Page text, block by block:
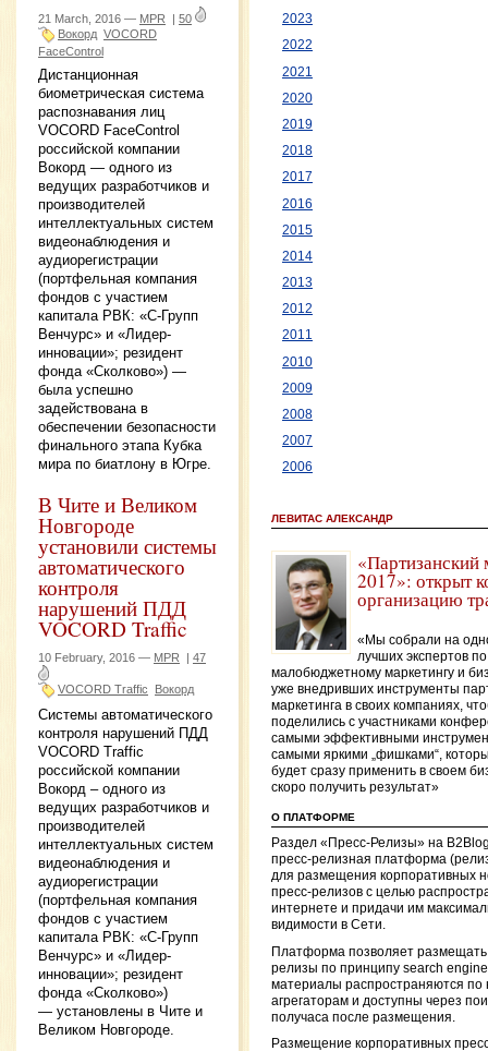
21 March, 2016 — MPR | 50
Вокорд VOCORD
FaceControl
Дистанционная
биометрическая система
распознавания лиц
VOCORD FaceControl
российской компании
Вокорд — одного из
ведущих разработчиков и
производителей
интеллектуальных систем
видеонаблюдения и
аудиорегистрации
(портфельная компания
фондов с участием
капитала РВК: «С-Групп
Венчурс» и «Лидер-
инновации»; резидент
фонда «Сколково») —
была успешно
задействована в
обеспечении безопасности
финального этапа Кубка
мира по биатлону в Югре.
В Чите и Великом
Новгороде
установили системы
автоматического
контроля
нарушений ПДД
VOCORD Traffic
10 February, 2016 — MPR | 47
VOCORD Traffic Вокорд
Системы автоматического
контроля нарушений ПДД
VOCORD Traffic
российской компании
Вокорд – одного из
ведущих разработчиков и
производителей
интеллектуальных систем
видеонаблюдения и
аудиорегистрации
(портфельная компания
фондов с участием
капитала РВК: «С-Групп
Венчурс» и «Лидер-
инновации»; резидент
фонда «Сколково»)
— установлены в Чите и
Великом Новгороде.
2023
2022
2021
2020
2019
2018
2017
2016
2015
2014
2013
2012
2011
2010
2009
2008
2007
2006
ЛЕВИТАС АЛЕКСАНДР
«Партизанский
2017»: открыт
организацию
«Мы собрали на
лучших экспертов по
малобюджетному маркетингу и
уже внедривших инструменты
маркетинга в своих компаниях,
поделились с участниками
самыми эффективными
самыми яркими „фишками“,
будет сразу применить в своем
скоро получить результат»
О ПЛАТФОРМЕ
Раздел «Пресс-Релизы» на
пресс-релизная платформа
для размещения корпоративных
пресс-релизов с целью
интернете и придачи им
видимости в Сети.
Платформа позволяет размещать
релизы по принципу search engine
материалы распространяются по
агрегаторам и доступны через
получаса после размещения.
Размещение корпоративных